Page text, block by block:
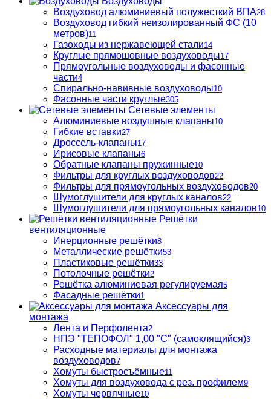
Воздуховод алюминиевый полужесткий ВПА28
Воздуховод гибкий неизолированный ФС (10
метров)11
Газоходы из нержавеющей стали14
Круглые прямошовные воздуховоды17
Прямоугольные воздуховоды и фасонные
части4
Спирально-навивные воздуховоды10
Фасонные части круглые305
Сетевые элементы
Алюминиевые воздушные клапаны10
Гибкие вставки27
Дроссель-клапаны17
Ирисовые клапаны6
Обратные клапаны пружинные10
Фильтры для круглых воздуховодов22
Фильтры для прямоугольных воздуховодов20
Шумоглушители для круглых каналов22
Шумоглушители для прямоугольных каналов10
Решётки
вентиляционные
Инерционные решётки8
Металлические решётки53
Пластиковые решётки33
Потолочные решётки2
Решётка алюминиевая регулируемая5
Фасадные решётки1
Аксессуары для
монтажа
Лента и Перфолента2
НПЭ "ТЕПОФОЛ" 1,00 "С" (самоклящийся)3
Расходные материалы для монтажа
воздуховодов7
Хомуты быстросъёмные11
Хомуты для воздуховода с рез. профилем9
Хомуты червячные10